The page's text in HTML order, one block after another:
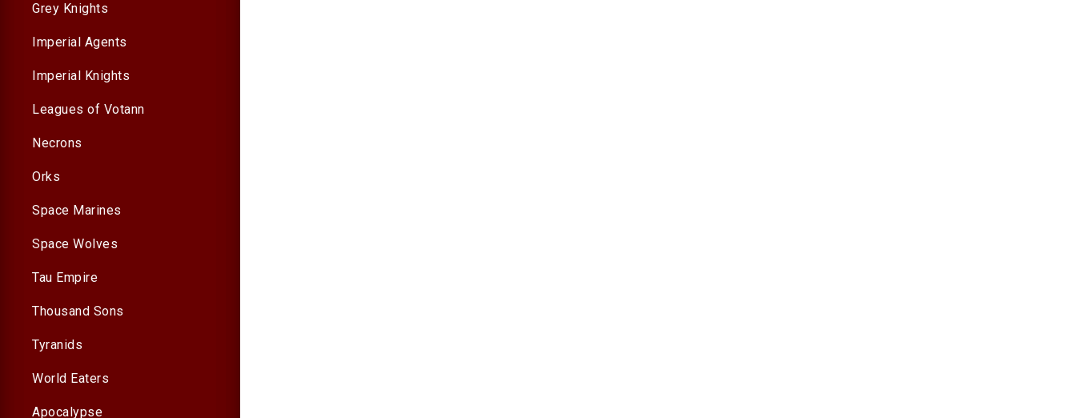
Grey Knights
Imperial Agents
Imperial Knights
Leagues of Votann
Necrons
Orks
Space Marines
Space Wolves
Tau Empire
Thousand Sons
Tyranids
World Eaters
Apocalypse